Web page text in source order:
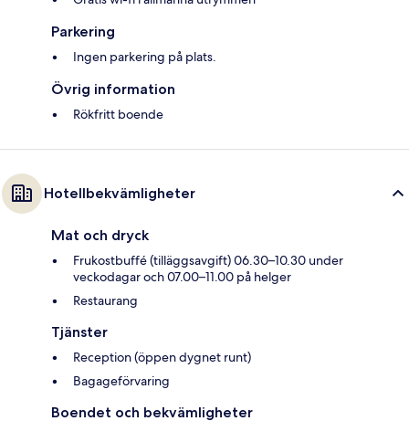
Parkering
Ingen parkering på plats.
Övrig information
Rökfritt boende
Hotellbekvämligheter
Mat och dryck
Frukostbuffé (tilläggsavgift) 06.30–10.30 under
veckodagar och 07.00–11.00 på helger
Restaurang
Tjänster
Reception (öppen dygnet runt)
Bagageförvaring
Boendet och bekvämligheter